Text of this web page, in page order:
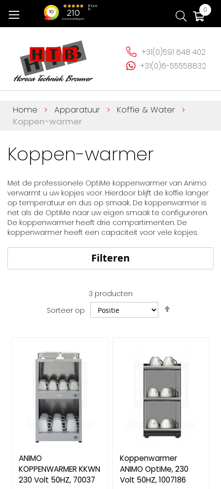
naar
0
+31(0)591 648 402
+31(0)6-55558832
Home Apparatuur
Koffie & Water
Koppen-warmer
Koppen-warmer
Met de professionele OptiMe koppenwarmer van Animo
verwarmt u uw kopjes voor. Hierdoor blijft de koffie langer
op temperatuur en dus op smaak. De koppenwarmer is
net als de OptiMe naar uw eigen smaak te configureren.
De koppenwarmer heeft drie compartimenten. De
koppenwarmer heeft een capaciteit voor vele kopjes.
Filteren
3 producten
Sorteer op
ANIMO
KOPPENWARMER KKWN
230 Volt 50HZ, 70037
Koppenwarmer
ANIMO OptiMe, 230
Volt 50HZ, 1007186